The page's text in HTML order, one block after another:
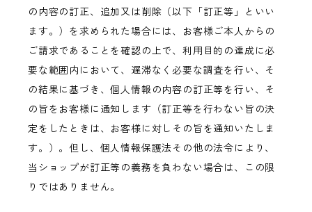
の内容の訂正、追加又は削除（以下「訂正等」といい
ます。）を求められた場合には、お客様ご本人からの
ご請求であることを確認の上で、利用目的の達成に必
要な範囲内において、遅滞なく必要な調査を行い、そ
の結果に基づき、個人情報の内容の訂正等を行い、そ
の旨をお客様に通知します（訂正等を行わない旨の決
定をしたときは、お客様に対しその旨を通知いたしま
す。）。但し、個人情報保護法その他の法令により、
当ショップが訂正等の義務を負わない場合は、この限
りではありません。